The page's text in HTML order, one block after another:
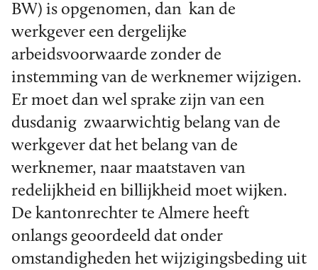
BW) is opgenomen, dan kan de
werkgever een dergelijke
arbeidsvoorwaarde zonder de
instemming van de werknemer wijzigen.
Er moet dan wel sprake zijn van een
dusdanig zwaarwichtig belang van de
werkgever dat het belang van de
werknemer, naar maatstaven van
redelijkheid en billijkheid moet wijken.
De kantonrechter te Almere heeft
onlangs geoordeeld dat onder
omstandigheden het wijzigingsbeding uit